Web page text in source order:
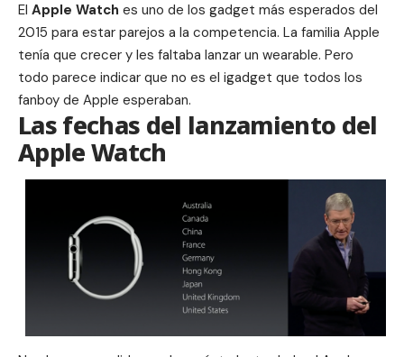
El Apple Watch es uno de los gadget más esperados del
2015 para estar parejos a la competencia. La familia Apple
tenía que crecer y les faltaba lanzar un wearable. Pero
todo parece indicar que no es el igadget que todos los
fanboy de Apple esperaban.
Las fechas del lanzamiento del
Apple Watch